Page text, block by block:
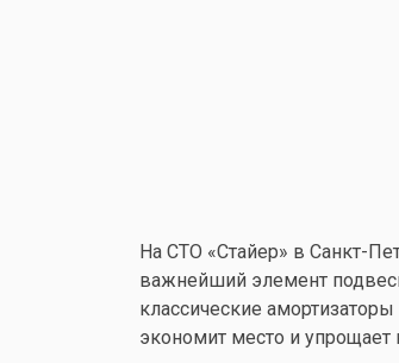
На СТО «Стайер» в Санкт-
важнейший элемент
классические
экономит место и